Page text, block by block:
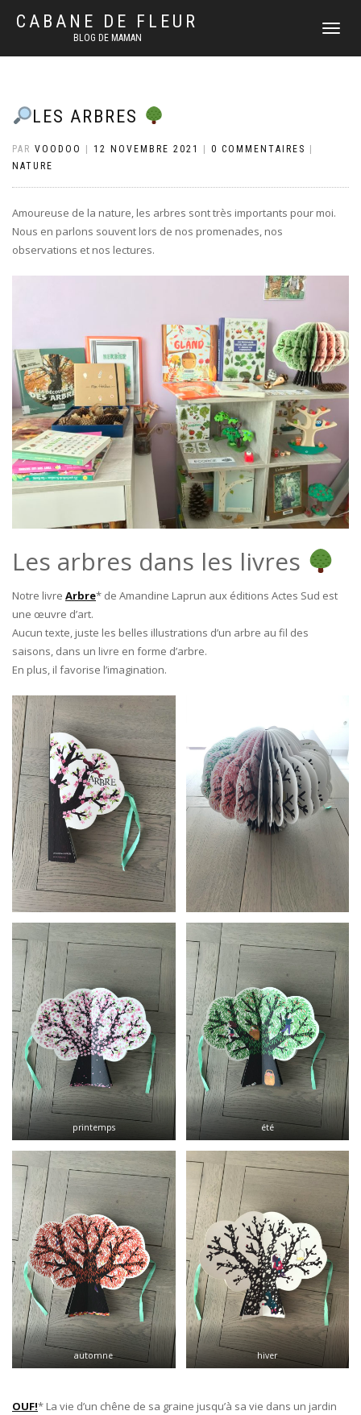
CABANE DE FLEUR
BLOG DE MAMAN
DÉPLIER
LES ARBRES
PAR VOODOO 12 NOVEMBRE 2021 0 COMMENTAIRES
NATURE
Amoureuse de la nature, les arbres sont très importants pour moi.
Nous en parlons souvent lors de nos promenades, nos
observations et nos lectures.
Les arbres dans les livres
Notre livre Arbre* de Amandine Laprun aux éditions Actes Sud est
une œuvre d’art.
Aucun texte, juste les belles illustrations d’un arbre au fil des
saisons, dans un livre en forme d’arbre.
En plus, il favorise l’imagination.
printemps été
automne hiver
OUF!* La vie d’un chêne de sa graine jusqu’à sa vie dans un jardin